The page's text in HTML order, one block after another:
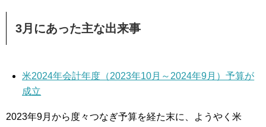
3月にあった主な出来事
米2024年会計年度（2023年10月～2024年9月）予算が
成立
2023年9月から度々つなぎ予算を経た末に、ようやく米